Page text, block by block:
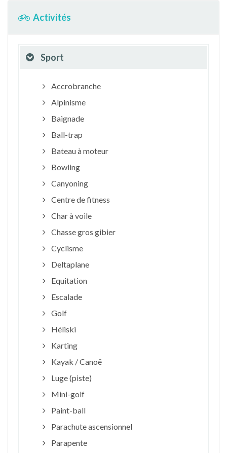
Activités
Sport
Accrobranche
Alpinisme
Baignade
Ball-trap
Bateau à moteur
Bowling
Canyoning
Centre de fitness
Char à voile
Chasse gros gibier
Cyclisme
Deltaplane
Equitation
Escalade
Golf
Héliski
Karting
Kayak / Canoë
Luge (piste)
Mini-golf
Paint-ball
Parachute ascensionnel
Parapente